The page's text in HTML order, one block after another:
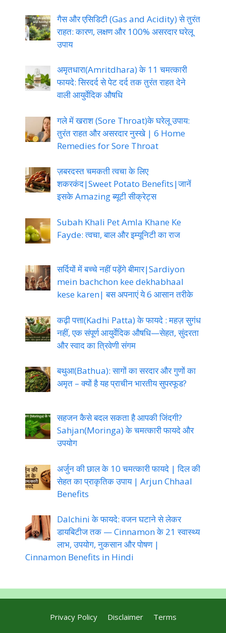
गैस और एसिडिटी (Gas and Acidity) से तुरंत
राहत: कारण, लक्षण और 100% असरदार घरेलू
उपाय
अमृतधारा(Amritdhara) के 11 चमत्कारी
फायदे: सिरदर्द से पेट दर्द तक तुरंत राहत देने
वाली आयुर्वेदिक औषधि
गले में खराश (Sore Throat)के घरेलू उपाय:
तुरंत राहत और असरदार नुस्खे | 6 Home
Remedies for Sore Throat
ज़बरदस्त चमकती त्वचा के लिए
शकरकंद|Sweet Potato Benefits|जानें
इसके Amazing ब्यूटी सीक्रेट्स
Subah Khali Pet Amla Khane Ke
Fayde: त्वचा, बाल और इम्यूनिटी का राज
सर्दियों में बच्चे नहीं पड़ेंगे बीमार|Sardiyon
mein bachchon kee dekhabhaal
kese karen| बस अपनाएं ये 6 आसान तरीके
कढ़ी पत्ता(Kadhi Patta) के फायदे : महज़ सुगंध
नहीं, एक संपूर्ण आयुर्वेदिक औषधि—सेहत, सुंदरता
और स्वाद का त्रिवेणी संगम
बथुआ(Bathua): सागों का सरदार और गुणों का
अमृत – क्यों है यह प्राचीन भारतीय सुपरफूड?
सहजन कैसे बदल सकता है आपकी जिंदगी?
Sahjan(Moringa) के चमत्कारी फायदे और
उपयोग
अर्जुन की छाल के 10 चमत्कारी फायदे | दिल की
सेहत का प्राकृतिक उपाय | Arjun Chhaal
Benefits
Dalchini के फायदे: वजन घटाने से लेकर
डायबिटीज तक — Cinnamon के 21 स्वास्थ्य
लाभ, उपयोग, नुकसान और पोषण |
Cinnamon Benefits in Hindi
Privacy Policy Disclaimer
Terms